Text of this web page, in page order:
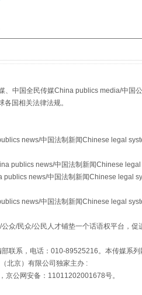
、中国全民传媒China publics media/中国
国相关法律法规。
news/中国法制新闻Chinese legal
publics news/中国法制新闻Chinese
news/中国法制新闻Chinese legal
news/中国法制新闻Chinese legal
众/民众/公民人才铺垫一个话语权平台，促
联系，电话：010-89525216。本传媒系
北京）有限公司独家主办 :
京公网安备：11011202001678号。